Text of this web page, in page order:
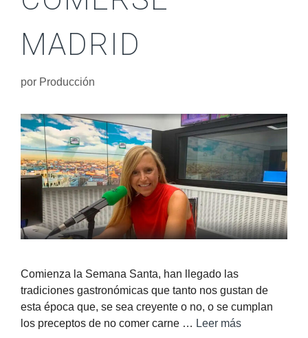
MADRID
por Producción
Comienza la Semana Santa, han llegado las
tradiciones gastronómicas que tanto nos gustan de
esta época que, se sea creyente o no, o se cumplan
los preceptos de no comer carne … Leer más